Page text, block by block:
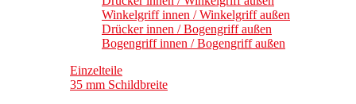
Winkelgriff innen / Winkelgriff außen
Drücker innen / Bogengriff außen
Bogengriff innen / Bogengriff außen
Einzelteile
35 mm Schildbreite